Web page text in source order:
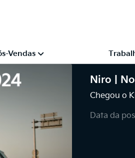
Vendas
Niro |
Chegou o
Data da